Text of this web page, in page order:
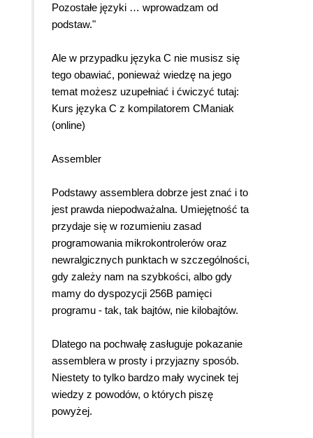
Pozostałe języki … wprowadzam od
podstaw."
Ale w przypadku języka C nie musisz się
tego obawiać, ponieważ wiedzę na jego
temat możesz uzupełniać i ćwiczyć tutaj:
Kurs języka C z kompilatorem CManiak
(online)
Assembler
Podstawy assemblera dobrze jest znać i to
jest prawda niepodważalna. Umiejętność ta
przydaje się w rozumieniu zasad
programowania mikrokontrolerów oraz
newralgicznych punktach w szczególności,
gdy zależy nam na szybkości, albo gdy
mamy do dyspozycji 256B pamięci
programu - tak, tak bajtów, nie kilobajtów.
Dlatego na pochwałę zasługuje pokazanie
assemblera w prosty i przyjazny sposób.
Niestety to tylko bardzo mały wycinek tej
wiedzy z powodów, o których piszę
powyżej.